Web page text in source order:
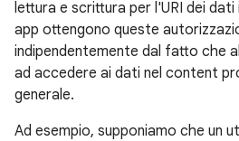
lettura e scrittura per l'URI dei
app ottengono queste
indipendentemente dal fatto che
ad accedere ai dati nel content
generale.
Ad esempio, supponiamo che un